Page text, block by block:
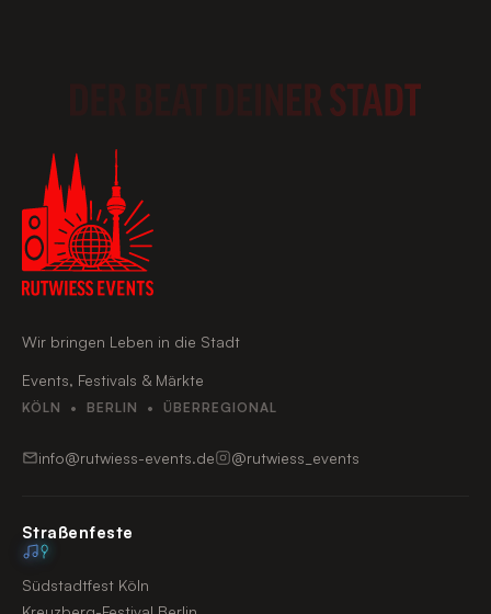
Wir bringen Leben in die Stadt
Events, Festivals & Märkte
KÖLN • BERLIN • ÜBERREGIONAL
info@rutwiess-events.de @rutwiess_events
Straßenfeste
Südstadtfest Köln